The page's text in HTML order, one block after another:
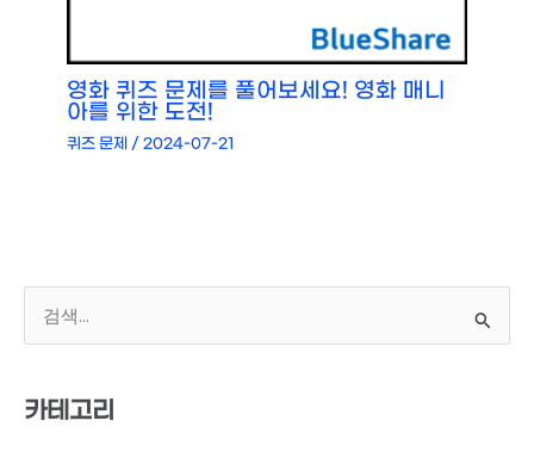
영화 퀴즈 문제를 풀어보세요! 영화 매니
아를 위한 도전!
퀴즈 문제 /2024-07-21
상
카테고리